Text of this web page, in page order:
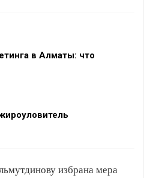
в Алматы: что
избрана мера